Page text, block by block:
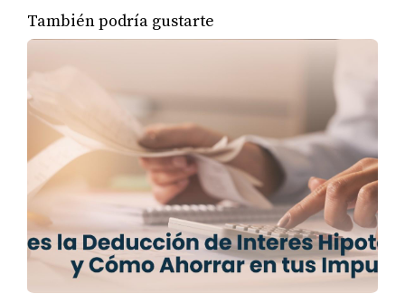
en que los freelancers acceden a préstamos. Por
ejemplo, SoFi ofrece préstamos personales sin
parte, Upgrade permite consolidar deudas con
préstamos a tasas fijas.
Casos Prácticos Naturales
Caso 1:
Ana es diseñadora gráfica freelance
que necesita comprar un nuevo equipo. Optó
por SoFi debido a su proceso rápido y sin
comisiones.
Caso 2:Luis es escritor freelance con varias
deudas pequeñas. Usó Upgrade para
También podría gustarte